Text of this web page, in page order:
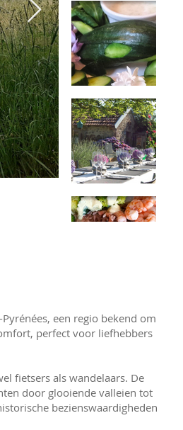
een regio bekend om
perfect voor liefhebbers
fietsers als wandelaars. De
door glooiende valleien tot
bezienswaardigheden